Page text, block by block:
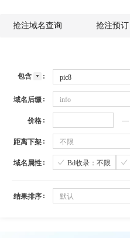
抢注域名查询 抢注预订
包含
域名后缀 info
价格
距离下架 不限
域名属性 Bd收录：不限
结果排序 默认